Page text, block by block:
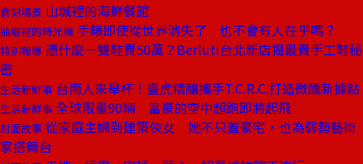
食刻場景 山城裡的海鮮餐館
抽屜裡的時光機 手錶即使從世界消失了 也不會有人在乎嗎？
特別報導 憑什麼一雙鞋賣50萬？Berluti台北新店揭最貴手工鞋秘
密
生活新鮮事 台南人來舉杯！臺虎精釀攜手T.C.R.C.打造微醺新據點
生活新鮮事 全球限量90輛 富豪的空中超跑即將起飛
封面故事 從家庭主婦到建築俠女 她不只蓋豪宅，也為弱勢藝術
家搭舞台